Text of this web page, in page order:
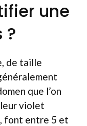
une
?
de taille
que l’on
violet
font entre 5 et